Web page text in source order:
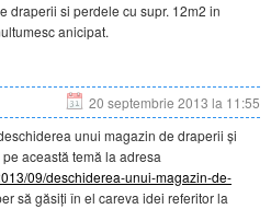
draperii si perdele cu supr. 12m2 in
anicipat.
20 septembrie 2013 la 11:55
unui magazin de draperii și
această temă la adresa
09/deschiderea-unui-magazin-de-
să găsiți în el careva idei referitor la